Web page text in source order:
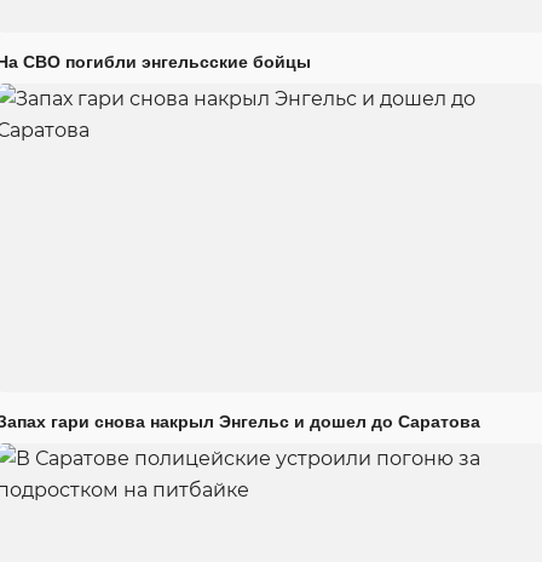
СВО погибли энгельсские бойцы
гари снова накрыл Энгельс и дошел до Саратова